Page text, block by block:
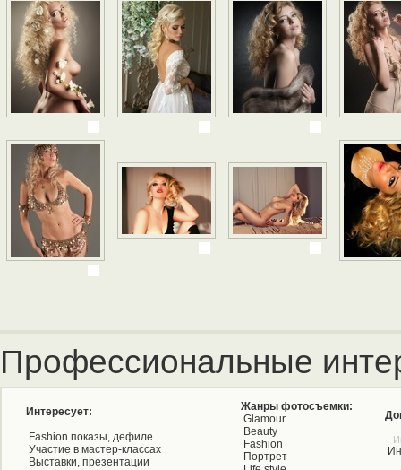
Профессиональные
Интересует:
Fashion показы, дефиле
Участие в мастер-классах
Выставки, презентации
Жанры фотосъемки:
Glamour
Beauty
Fashion
Портрет
–